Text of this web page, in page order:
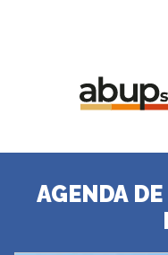
AGENDA